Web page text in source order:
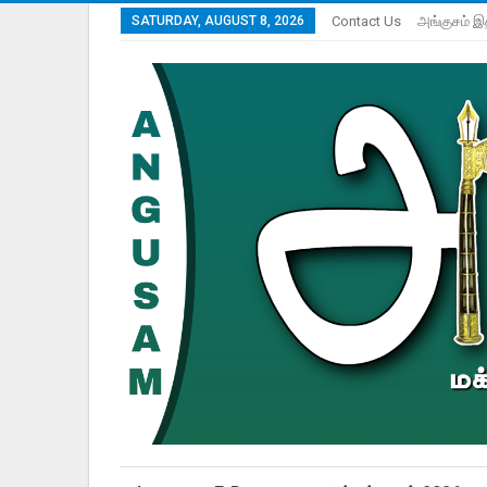
SATURDAY, AUGUST 8, 2026 Contact Us அங்குசம்